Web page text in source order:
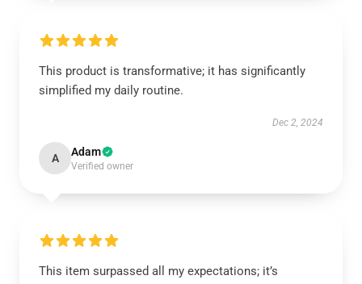
This product is transformative; it has significantly
simplified my daily routine.
Dec 2, 2024
A Adam
Verified owner
This item surpassed all my expectations; it’s